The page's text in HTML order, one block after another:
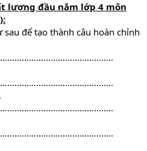
lượng đầu năm lớp 4 môn
sau để tạo thành câu hoàn chỉnh